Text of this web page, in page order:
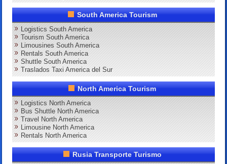
South America Tourism
Logistics South America
Tourism South America
Limousines South America
Rentals South America
Shuttle South America
Traslados Taxi America del Sur
North America Tourism
Logistics North America
Bus Shuttle North America
Travel North America
Limousine North America
Rentals North America
Rusia Transporte Turismo